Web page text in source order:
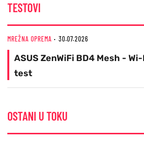
TESTOVI
MREŽNA OPREMA 30.07.2026
ASUS ZenWiFi BD4 Mesh -
test
OSTANI U TOKU